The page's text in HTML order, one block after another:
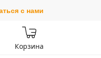
с нами
Корзина